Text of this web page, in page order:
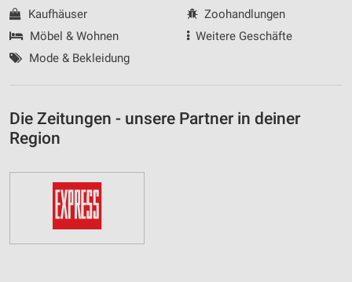
Kaufhäuser
Möbel & Wohnen
Mode & Bekleidung
Zoohandlungen
Weitere Geschäfte
Die Zeitungen - unsere Partner in deiner
Region